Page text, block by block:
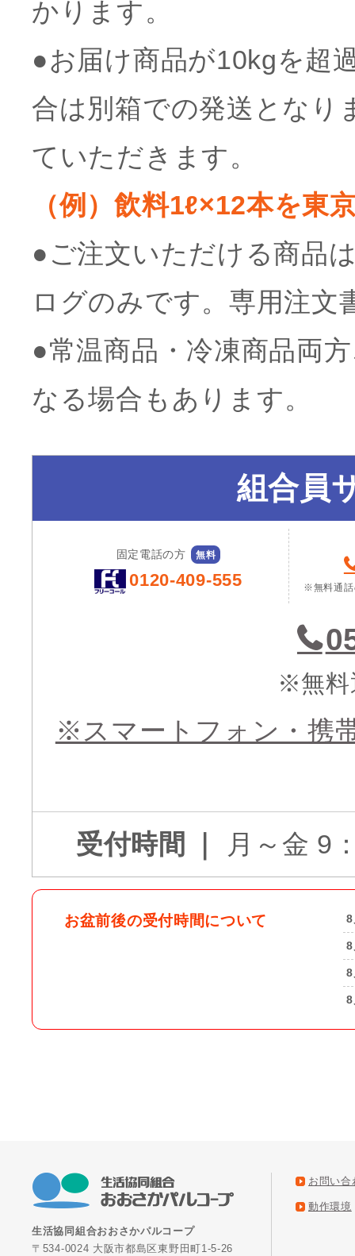
かります。
●お届け商品が10kgを超
合は別箱での発送となり
ていただきます。
（例）飲料1ℓ×12本を東
●ご注文いただける商品
ログのみです。専用注文
●常温商品・冷凍商品両
なる場合もあります。
組合員
固定電話の方 無料
0120-409-555 ※無料通話
※無料
※スマートフォン・携
受付時間 月～金 9
お盆前後の受付時間について 8
8
8
8
生活協同組合おおさかパルコープ
〒534-0024 大阪市都島区東野田町1-5-26
お問い合
動作環境